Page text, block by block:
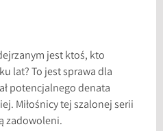
jest ktoś, kto
lat? To jest sprawa dla
potencjalnego denata
Miłośnicy tej szalonej serii
zadowoleni.